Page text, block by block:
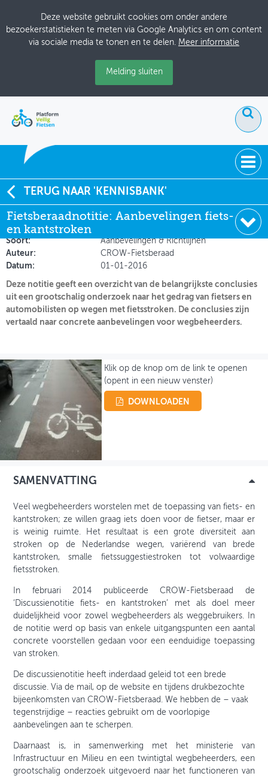
Deze website gebruikt cookies om onder andere
bezoekerstatistieken te meten via Google Analytics en om content
via sociale media te tonen en te delen. Meer informatie
Melding sluiten
ACTUEEL
DOSSIERS
BIJEENKOMSTEN
ONTWERPERSCAFÉ
INLOGGEN
TERUG NAAR 'KENNISBANK'
Fietsberaadnotitie: Aanbevelingen fiets-
en kantstroken
Fietsberaadnotitie: Aanbevelingen fiets- en
kantstroken
Soort:
Aanbevelingen & Richtlijnen
Auteur:
CROW-Fietsberaad
Datum:
01-01-2016
Deze notitie geeft een overzicht van de belangrijkste conclusies
uit een grootschalig onderzoek naar het gedrag van fietsers en
automobilisten op wegen met fietsstroken. De conclusies zijn
vertaald naar concrete aanbevelingen voor wegbeheerders.
Klik op de knop om de link te openen
(opent in een nieuw venster)
DOWNLOADEN
SAMENVATTING
Veel wegbeheerders worstelen met de toepassing van fiets- en
kantstroken; ze willen graag iets doen voor de fietser, maar er
is weinig ruimte. Het resultaat is een grote diversiteit aan
stroken op de Nederlandse wegen, variërend van brede
kantstroken, smalle fietssuggestiestroken tot volwaardige
fietsstroken.
In februari 2014 publiceerde CROW-Fietsberaad de
‘Discussienotitie fiets- en kantstroken’ met als doel meer
duidelijkheid voor zowel wegbeheerders als weggebruikers. In
de notitie werd op basis van enkele uitgangspunten een aantal
concrete voorstellen gedaan voor een eenduidige toepassing
van stroken.
De discussienotitie heeft inderdaad geleid tot een brede
discussie. Via de mail, op de website en tijdens drukbezochte
bijeenkomsten van CROW-Fietsberaad. We hebben de – vaak
tegenstrijdige – reacties gebruikt om de voorlopige
aanbevelingen aan te scherpen.
Daarnaast is, in samenwerking met het ministerie van
Infrastructuur en Milieu en een twintigtal wegbeheerders, een
grootschalig onderzoek uitgevoerd naar het functioneren van